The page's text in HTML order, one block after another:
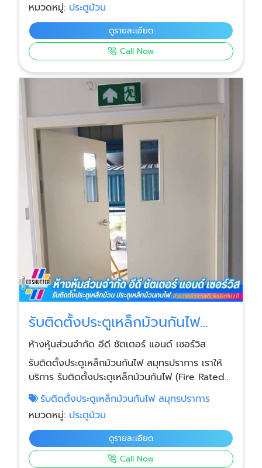
แรง ปลอดภัย ใช้งานได้ยาวนาน ครบวงจร ราคา
มาตรฐาน งานคุณภาพ
หมวดหมู่: ประตูม้วน
ดูรายละเอียด
Call Now
รับติดตั้งประตูเหล็กม้วนกันไฟ
สมุทรปราการ
ห้างหุ้นส่วนจำกัด อีดี ชัตเตอร์ แอนด์ เซอร์วิส
รับติดตั้งประตูเหล็กม้วนกันไฟ สมุทรปราการ เราให้
บริการ รับติดตั้งประตูเหล็กม้วนกันไฟ (Fire Rated
Rolling Shutter) ในพื้นที่ สมุทรปราการและพื้นที่ใกล้
เคียง สำหรับโรงงานอุตสาหกรรม โกดังสินค้า อาคาร
พาณิชย์ คลังสินค้า และอาคารที่ต้องการระบบป้องกัน
อัคคีภัยตามมาตรฐานความปลอดภัย งานมาตรฐาน
แข็งแรง ปลอดภัย ผ่านการใช้งานอุตสาหกรรม
รับติดตั้งประตูเหล็กม้วนกันไฟ สมุทรปราการ
หมวดหมู่: ประตูม้วน
ดูรายละเอียด
Call Now